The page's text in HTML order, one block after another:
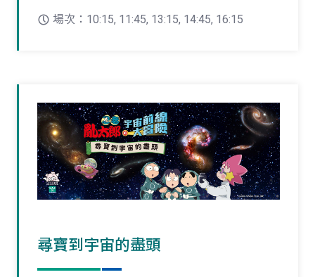
場次：10:15, 11:45, 13:15, 14:45, 16:15
尋寶到宇宙的盡頭